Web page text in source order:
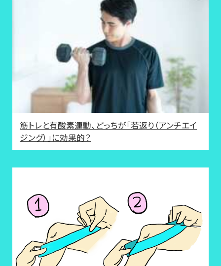
筋トレと有酸素運動、どっちが「若返り（アンチエイ
ジング）」に効果的？